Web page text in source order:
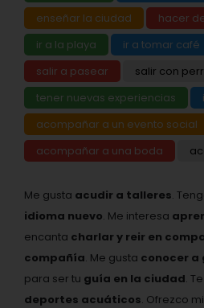
enseñar la ciudad
hacer
ir a la playa
ir a tomar café
salir a pasear
salir con
tener nuevas experiencias
acompañar a un evento social
acompañar a una boda
Me gusta acudir a talleres.
idioma nuevo. Me interesa
encanta charlar y reir en
compañía. Me gusta conocer a
para ser tu guía en la ciudad.
deportes acuáticos. Ofrezco